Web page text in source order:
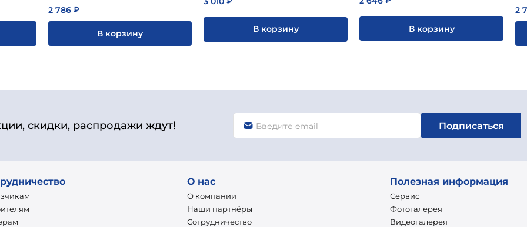
2 786₽
В корзину В корзину В корзину
2
скидки, распродажи ждут! Подписаться
О нас
О компании
Наши партнёры
Сотрудничество
Полезная информация
Сервис
Фотогалерея
Видеогалерея